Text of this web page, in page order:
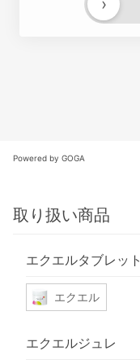
›
Powered by GOGA
取り扱い商品
エクエルタブレット
エクエル
エクエルジュレ